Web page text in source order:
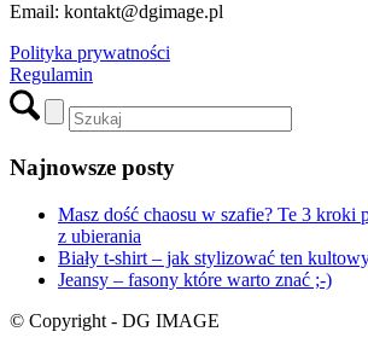
Email: kontakt@dgimage.pl
Polityka prywatności
Regulamin
Najnowsze posty
Masz dość chaosu w szafie? Te 3 kroki
z ubierania
Biały t-shirt – jak stylizować ten
Jeansy – fasony które warto znać ;-)
© Copyright - DG IMAGE